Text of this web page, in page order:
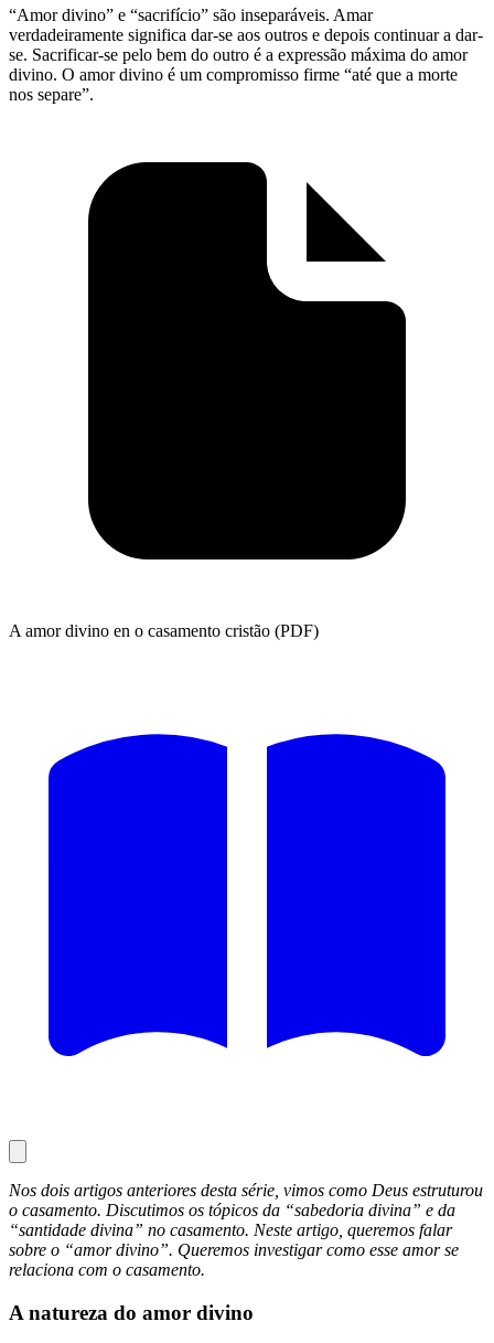
“Amor divino” e “sacrifício” são inseparáveis. Amar
verdadeiramente significa dar-se aos outros e depois continuar a dar-
se. Sacrificar-se pelo bem do outro é a expressão máxima do amor
divino. O amor divino é um compromisso firme “até que a morte
nos separe”.
A amor divino en o casamento cristão (PDF)
Nos dois artigos anteriores desta série, vimos como Deus estruturou
o casamento. Discutimos os tópicos da “sabedoria divina” e da
“santidade divina” no casamento. Neste artigo, queremos falar
sobre o “amor divino”. Queremos investigar como esse amor se
relaciona com o casamento.
A natureza do amor divino